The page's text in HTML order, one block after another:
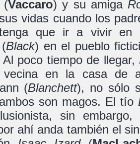
Vaccaro) y su amiga
vidas cuando los
que ir a vivir en
Black) en el pueblo
Al poco tiempo de llegar,
en la casa de
(Blanchett), no sólo
son magos. El tío
sin
ahí anda también el